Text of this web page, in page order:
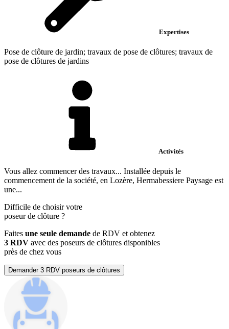
Expertises
Pose de clôture de jardin; travaux de pose de clôtures; travaux de
pose de clôtures de jardins
Activités
Vous allez commencer des travaux... Installée depuis le
commencement de la société, en Lozère, Hermabessiere Paysage est
une...
Difficile de choisir votre
poseur de clôture ?
Faites une seule demande de RDV et obtenez
3 RDV avec des poseurs de clôtures disponibles
près de chez vous
Demander 3 RDV poseurs de clôtures